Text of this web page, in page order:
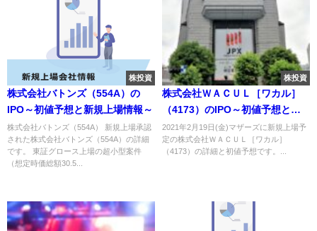
株投資
株式会社バトンズ（554A）の
IPO～初値予想と新規上場情報～
株式会社バトンズ（554A） 新規上場承認
された株式会社バトンズ（554A）の詳細
です。 東証グロース上場の超小型案件
（想定時価総額30.5...
株投資
株式会社ＷＡＣＵＬ［ワカル］
（4173）のIPO～初値予想と新
規上場情報～
2021年2月19日(金)マザーズに新規上場予
定の株式会社ＷＡＣＵＬ［ワカル］
（4173）の詳細と初値予想です。...